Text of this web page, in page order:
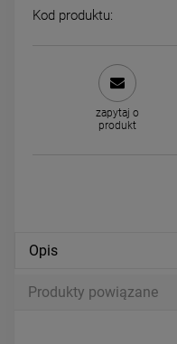
STAL CHIRURGICZNA
dla dziewczynek truskawki
różowe
29,00 zł
Kod produktu:
zapytaj o
produkt
Opis
Produkty powiązane